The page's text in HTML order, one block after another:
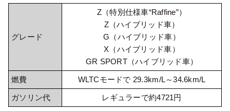
グレード
Z（特別仕様車“Raffine”）
Z（ハイブリッド車）
G（ハイブリッド車）
X（ハイブリッド車）
GR SPORT（ハイブリッド車）
燃費 WLTCモードで 29.3km/L～34.6km/L
ガソリン代 レギュラーで約4721円